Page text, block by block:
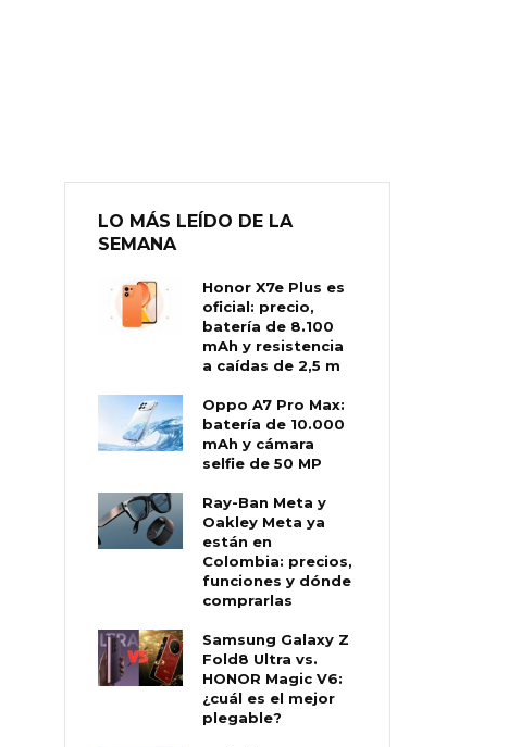
LO MÁS LEÍDO DE LA
SEMANA
Honor X7e Plus es
oficial: precio,
batería de 8.100
mAh y resistencia
a caídas de 2,5 m
Oppo A7 Pro Max:
batería de 10.000
mAh y cámara
selfie de 50 MP
Ray-Ban Meta y
Oakley Meta ya
están en
Colombia: precios,
funciones y dónde
comprarlas
Samsung Galaxy Z
Fold8 Ultra vs.
HONOR Magic V6:
¿cuál es el mejor
plegable?